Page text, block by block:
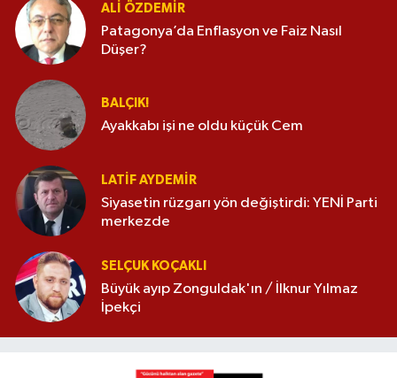
ALI ÖZDEMIR
Patagonya’da Enflasyon ve Faiz Nasıl
Düşer?
BALÇIK!
Ayakkabı işi ne oldu küçük Cem
LATIF AYDEMIR
Siyasetin rüzgarı yön değiştirdi: YENİ Parti
merkezde
SELÇUK KOÇAKLI
Büyük ayıp Zonguldak'ın / İlknur Yılmaz
İpekçi